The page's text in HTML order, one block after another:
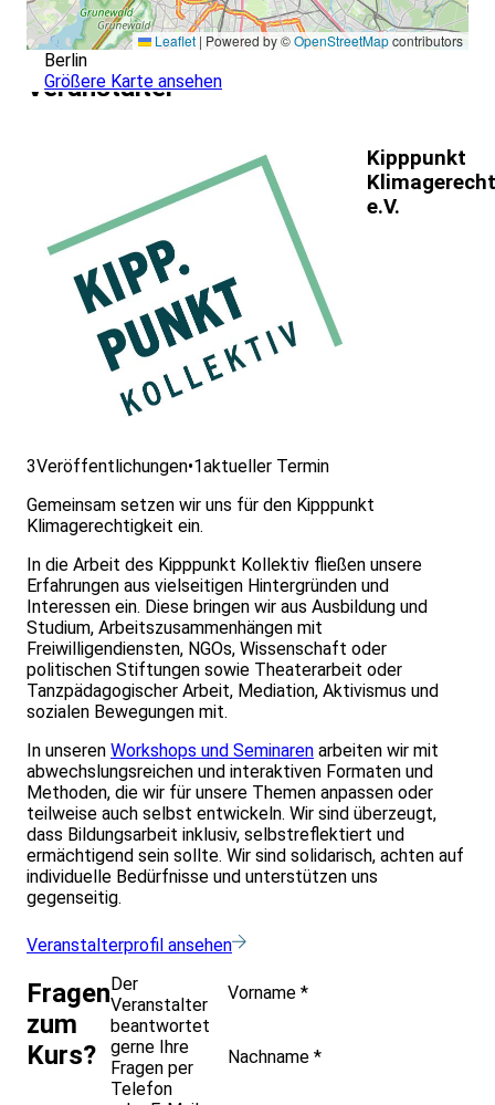
Leaflet | Powered by ©OpenStreetMapcontributors
Berlin
Größere Karte ansehen
Veranstalter
Kipppunkt
e.V.
3Veröffentlichungen•1aktueller Termin
Gemeinsam setzen wir uns für den Kipppunkt
Klimagerechtigkeit ein.
In die Arbeit des Kipppunkt Kollektiv fließen unsere
Erfahrungen aus vielseitigen Hintergründen und
Interessen ein. Diese bringen wir aus Ausbildung und
Studium, Arbeitszusammenhängen mit
Freiwilligendiensten, NGOs, Wissenschaft oder
politischen Stiftungen sowie Theaterarbeit oder
Tanzpädagogischer Arbeit, Mediation, Aktivismus und
sozialen Bewegungen mit.
In unseren Workshops und Seminaren arbeiten wir mit
abwechslungsreichen und interaktiven Formaten und
Methoden, die wir für unsere Themen anpassen oder
teilweise auch selbst entwickeln. Wir sind überzeugt,
dass Bildungsarbeit inklusiv, selbstreflektiert und
ermächtigend sein sollte. Wir sind solidarisch, achten auf
individuelle Bedürfnisse und unterstützen uns
gegenseitig.
Veranstalterprofil ansehen
Fragen
zum
Kurs?
Der
Veranstalter
beantwortet
gerne Ihre
Fragen per
Telefon
Vorname *
Nachname *